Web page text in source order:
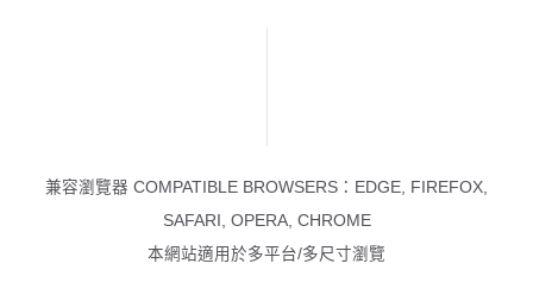
兼容瀏覽器 COMPATIBLE BROWSERS：EDGE, FIREFOX,
SAFARI, OPERA, CHROME
本網站適用於多平台/多尺寸瀏覽